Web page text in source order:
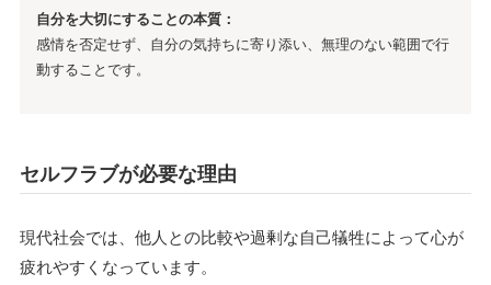
自分を大切にすることの本質：
感情を否定せず、自分の気持ちに寄り添い、無理のない範囲で行
動することです。
セルフラブが必要な理由
現代社会では、他人との比較や過剰な自己犠牲によって心が
疲れやすくなっています。